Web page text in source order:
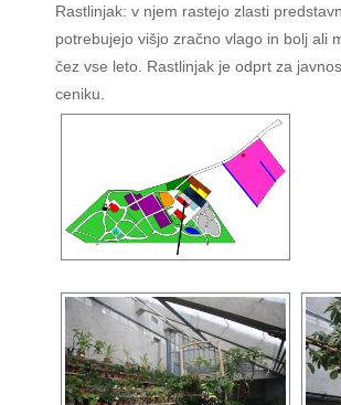
Rastlinjak: v njem rastejo zlasti
potrebujejo višjo zračno vlago in bolj ali
čez vse leto. Rastlinjak je odprt za
ceniku.